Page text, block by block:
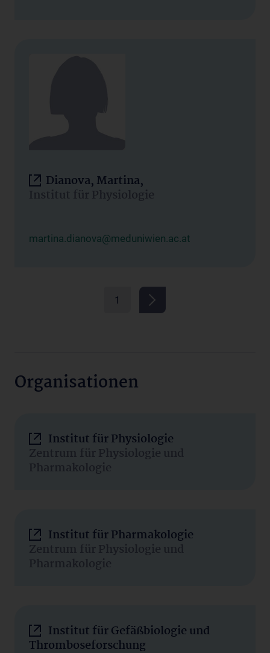
Dianova, Martina,
Institut für Physiologie
martina.dianova@meduniwien.ac.at
1
Organisationen
Institut für Physiologie
Zentrum für Physiologie und
Pharmakologie
Institut für Pharmakologie
Zentrum für Physiologie und
Pharmakologie
Institut für Gefäßbiologie und
Thromboseforschung